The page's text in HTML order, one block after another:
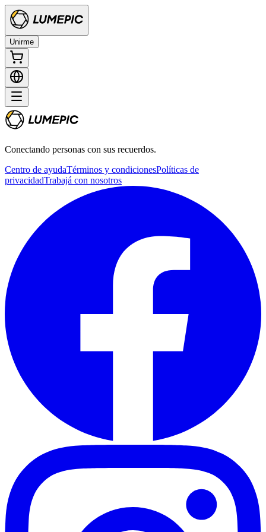
Unirme
Conectando personas con sus recuerdos.
Centro de ayudaTérminos y condicionesPolíticas de
privacidadTrabajá con nosotros